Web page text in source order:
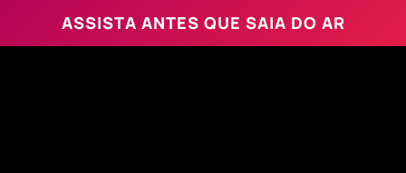
ASSISTA ANTES QUE SAIA DO AR